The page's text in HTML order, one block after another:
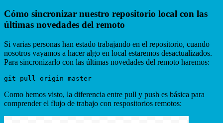
Cómo sincronizar nuestro repositorio local con las
últimas novedades del remoto
Si varias personas han estado trabajando en el repositorio, cuando
nosotros vayamos a hacer algo en local estaremos desactualizados.
Para sincronizarlo con las últimas novedades del remoto haremos:
Como hemos visto, la diferencia entre pull y push es básica para
comprender el flujo de trabajo con respositorios remotos: